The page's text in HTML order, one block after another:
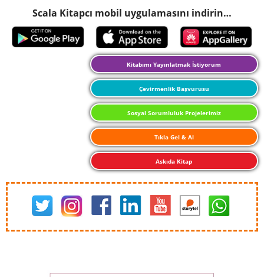
Scala Kitapcı mobil uygulamasını indirin…
Kitabımı Yayınlatmak İstiyorum
Çevirmenlik Başvurusu
Sosyal Sorumluluk Projelerimiz
Tıkla Gel & Al
Askıda Kitap